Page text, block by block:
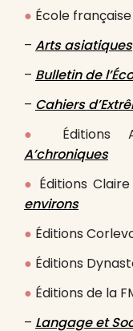
● École
– Arts asiatiques
– Bulletin de
– Cahiers
●
Éditions
A’chroniques
● Éditions
environs
● Éditions
● Éditions
● Éditions de la
– Langage et